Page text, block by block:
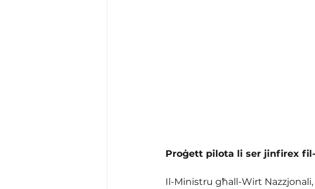
Proġett pilota li ser jinfirex
Il-Ministru għall-Wirt